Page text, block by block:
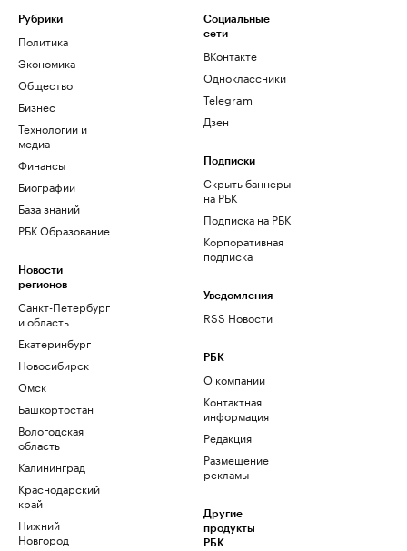
Рубрики
Политика
Экономика
Общество
Бизнес
Технологии и
медиа
Финансы
Биографии
База знаний
РБК Образование
Новости
регионов
Санкт-Петербург
и область
Екатеринбург
Новосибирск
Омск
Башкортостан
Вологодская
область
Калининград
Краснодарский
край
Нижний
Новгород
Социальные
сети
ВКонтакте
Одноклассники
Telegram
Дзен
Подписки
Скрыть баннеры
на РБК
Подписка на РБК
Корпоративная
подписка
Уведомления
RSS Новости
РБК
О компании
Контактная
информация
Редакция
Размещение
рекламы
Другие
продукты
РБК